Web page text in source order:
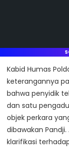
Kabid Humas
keterangannya
bahwa penyidik
dan satu
objek perkara
dibawakan
klarifikasi